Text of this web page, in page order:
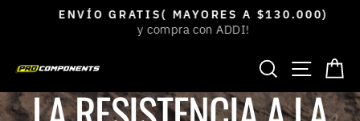
contenido
diapositivas
ENVÍO GRATIS( MAYORES A $130.000)
y compra con ADDI!
BUSCAR
Inicio